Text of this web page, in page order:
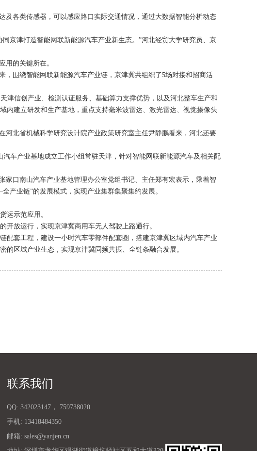
各类传感器，可以感应路口实际交通情况，通过大数据智能分析动态
津打造智能网联新能源汽车产业新生态。”河北经贸大学研究员、京
的关键所在。
围绕智能网联新能源汽车产业链，京津冀共组织了5场对接和招商活
信创产业、检测认证服务、基础算力支撑优势，以及河北整车生产和
内建立研发和生产基地，重点支持毫米波雷达、激光雷达、视觉摄像头
北省机械科学研究设计院产业政策研究室主任尹静鹏看来，河北还要
车产业基地成立工作小组常驻天津，针对智能网联新能源汽车及相关配
口南山汽车产业基地管理办公室党组书记、主任郑有宏表示，乘着智
产业链”的发展模式，实现产业集群集聚集约发展。
运示范应用。
放运行，实现京津冀商用车无人驾驶上路通行。
配套工程，建设一小时汽车零部件配套圈，搭建京津冀区域内汽车产业
区域产业生态，实现京津冀同频共振、全链条融合发展。
联系我们
QQ: 342023147 ， 759738020
手机: 13418484350
邮箱: sales@yanjen.cn